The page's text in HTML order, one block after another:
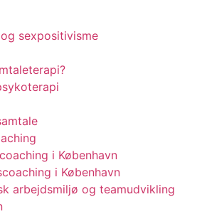
sexpositivisme
i København
i København
arbejdsmiljø og teamudvikling